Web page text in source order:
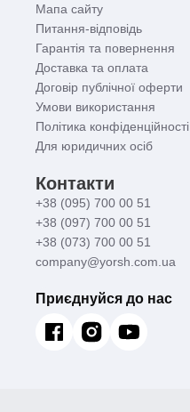
Мапа сайту
Питання-відповідь
Гарантія та повернення
Доставка та оплата
Договір публічної оферти
Умови використання
Політика конфіденційності
Для юридичних осіб
Контакти
+38 (095) 700 00 51
+38 (097) 700 00 51
+38 (073) 700 00 51
company@yorsh.com.ua
Приєднуйся до нас